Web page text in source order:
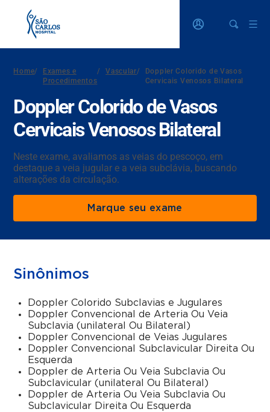
Home/
Exames e
Procedimentos
/ Vascular/
Doppler Colorido de Vasos
Cervicais Venosos Bilateral
Doppler Colorido de Vasos
Cervicais Venosos Bilateral
Neste exame, avaliamos as veias do pescoço, em
destaque a veia jugular e a veia subclávia, buscando
alterações da circulação.
Marque seu exame
Sinônimos
Doppler Colorido Subclavias e Jugulares
Doppler Convencional de Arteria Ou Veia
Subclavia (unilateral Ou Bilateral)
Doppler Convencional de Veias Jugulares
Doppler Convencional Subclavicular Direita Ou
Esquerda
Doppler de Arteria Ou Veia Subclavia Ou
Subclavicular (unilateral Ou Bilateral)
Doppler de Arteria Ou Veia Subclavia Ou
Subclavicular Direita Ou Esquerda